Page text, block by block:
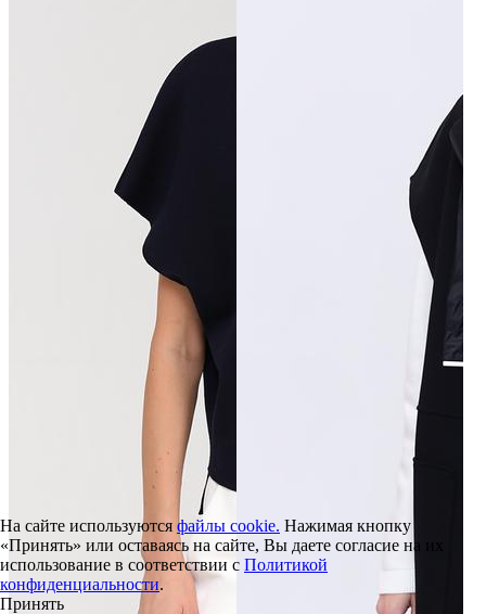
На сайте используются файлы cookie. Нажимая кнопку
«Принять» или оставаясь на сайте, Вы даете согласие на их
использование в соответствии с Политикой
конфиденциальности.
Принять